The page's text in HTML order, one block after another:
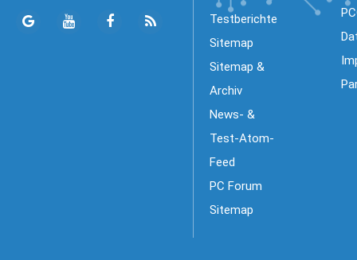
Testberichte
Sitemap
Sitemap &
Archiv
News- &
Test-Atom-
Feed
PC Forum
Sitemap